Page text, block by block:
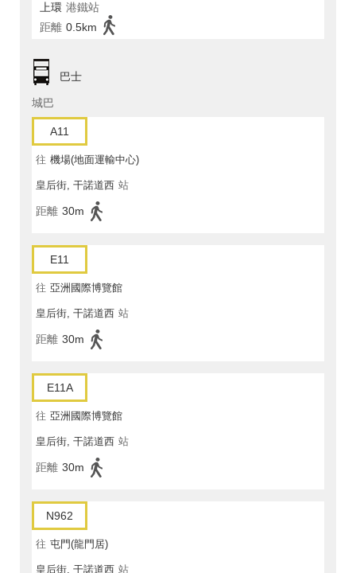
上環 港鐵站
距離 0.5km
巴士
城巴
A11
往 機場(地面運輸中心)
皇后街, 干諾道西 站
距離 30m
E11
往 亞洲國際博覽館
皇后街, 干諾道西 站
距離 30m
E11A
往 亞洲國際博覽館
皇后街, 干諾道西 站
距離 30m
N962
往 屯門(龍門居)
皇后街, 干諾道西 站